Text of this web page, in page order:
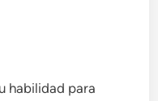
habilidad para